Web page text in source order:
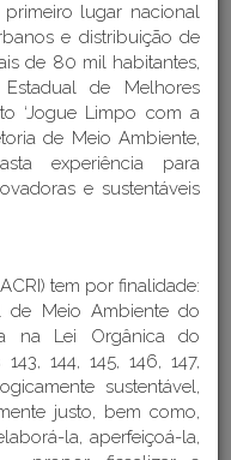
DA
DE
03/2026
lugar nacional
e distribuição de
de 80 mil habitantes,
de Melhores
‘Jogue Limpo com a
de Meio Ambiente,
experiência para
e sustentáveis
tem por finalidade:
de Meio Ambiente do
na Lei Orgânica do
144, 145, 146, 147,
sustentável,
justo, bem como,
la, aperfeiçoá-la,